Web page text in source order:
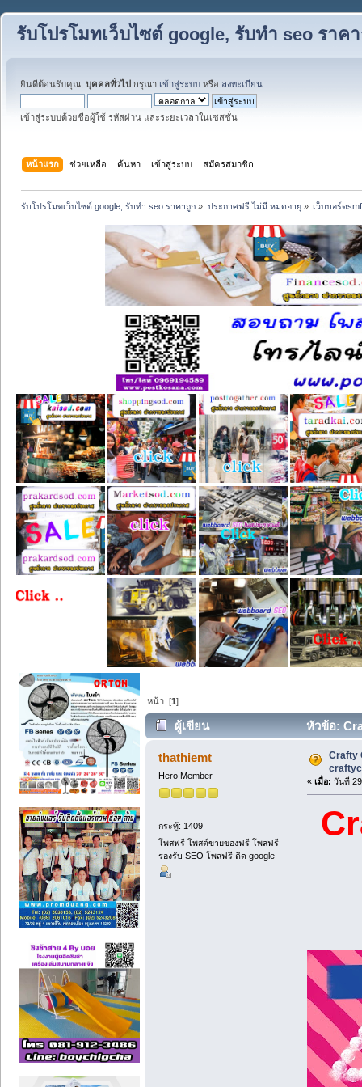
รับโปรโมทเว็บไซต์ google, รับทำ seo ราค
ยินดีต้อนรับคุณ, บุคคลทั่วไป กรุณา เข้าสู่ระบบ หรือ ลงทะเบียน
เข้าสู่ระบบด้วยชื่อผู้ใช้ รหัสผ่าน และระยะเวลาในเซสชั่น
หน้าแรก ช่วยเหลือ ค้นหา เข้าสู่ระบบ สมัครสมาชิก
รับโปรโมทเว็บไซต์ google, รับทำ seo ราคาถูก » ประกาศฟรี ไม่มี หมดอายุ» เว็บบอร์ด
หน้า: [1]
ผู้เขียน หัวข้อ:
thathiemt
Hero Member
กระทู้: 1409
โพสฟรี โพสต์ขายของฟรี โพสฟรี
รองรับ SEO โพสฟรี ติด google
Crafty
« เมื่อ: วันที่